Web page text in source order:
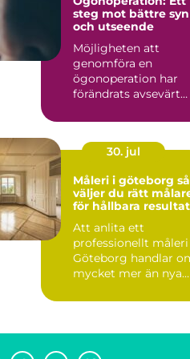
steg mot bättre syn
och utseende
Möjligheten att
genomföra en
ögonoperation har
förändrats avsevärt
30. jul
Måleri i göteborg så
väljer du rätt
för hållbara resultat
Att anlita ett
professionellt måleri
Göteborg handlar
mycket mer än nya
Ett...